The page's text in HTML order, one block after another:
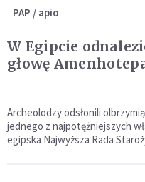
PAP / apio
W Egipcie
głowę
Archeolodzy odsłonili
jednego z najpotężniejszych
egipska Najwyższa Rada